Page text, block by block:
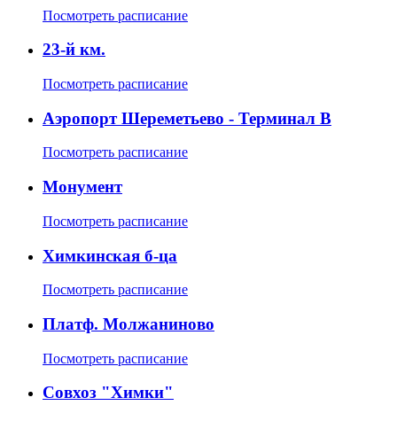
Посмотреть расписание
23-й км.
Посмотреть расписание
Аэропорт Шереметьево - Терминал B
Посмотреть расписание
Монумент
Посмотреть расписание
Химкинская б-ца
Посмотреть расписание
Платф. Молжаниново
Посмотреть расписание
Совхоз "Химки"